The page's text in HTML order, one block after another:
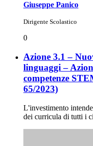
Giuseppe Panico
Dirigente Scolastico
0
Azione 3.1 –
linguaggi –
competenze
65/2023)
L'investimento
dei curricula di tutti i